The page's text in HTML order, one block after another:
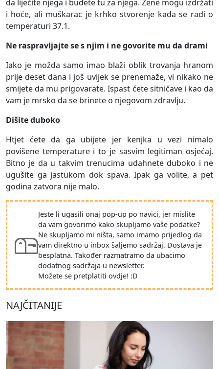
da liječite njega i budete tu za njega. Žene mogu izdržati
i hoće, ali muškarac je krhko stvorenje kada se radi o
temperaturi 37.1.
Ne raspravljajte se s njim i ne govorite mu da drami
Iako je možda samo imao blaži oblik trovanja hranom
prije deset dana i još uvijek se prenemaže, vi nikako ne
smijete da mu prigovarate. Ispast ćete sitničave i kao da
vam je mrsko da se brinete o njegovom zdravlju.
Dišite duboko
Htjet ćete da ga ubijete jer kenjka u vezi nimalo
povišene temperature i to je sasvim legitiman osjećaj.
Bitno je da u takvim trenucima udahnete duboko i ne
ugušite ga jastukom dok spava. Ipak ga volite, a pet
godina zatvora nije malo.
Jeste li ugasili onaj pop-up po navici, jer mislite
da vam govorimo kako skupljamo vaše podatke?
Ne skupljamo mi ništa, samo imamo prijedlog da
vam direktno u inbox šaljemo sadržaj. Dostava je
besplatna. Također razmatramo da ubacimo
dodatnog sadržaja u newsletter.
Možete se pretplatiti ovdje! :D
NAJČITANIJE